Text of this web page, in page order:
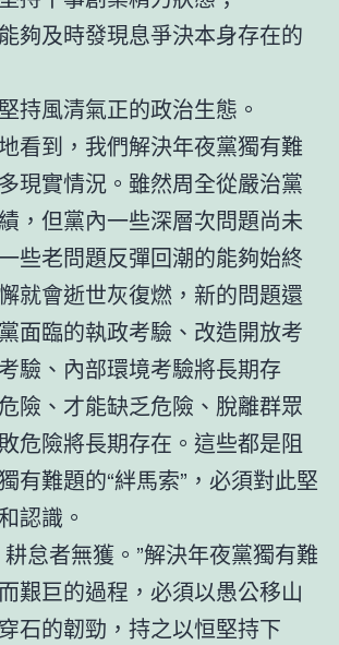
夠及時發現息爭決本身存在的
持風清氣正的政治生態。
看到，我們解決年夜黨獨有難
現實情況。雖然周全從嚴治黨
，但黨內一些深層次問題尚未
些老問題反彈回潮的能夠始終
就會逝世灰復燃，新的問題還
面臨的執政考驗、改造開放考
驗、內部環境考驗將長期存
險、才能缺乏危險、脫離群眾
危險將長期存在。這些都是阻
有難題的“絆馬索”，必須對此堅
認識。
怠者無獲。”解決年夜黨獨有難
艱巨的過程，必須以愚公移山
石的韌勁，持之以恒堅持下